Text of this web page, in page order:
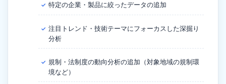
✓ 特定の企業・製品に絞ったデータの追加
✓ 注目トレンド・技術テーマにフォーカスした深掘り
分析
✓ 規制・法制度の動向分析の追加（対象地域の規制環
境など）